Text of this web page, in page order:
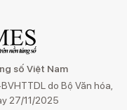
số Việt Nam
do Bộ Văn hóa,
27/11/2025